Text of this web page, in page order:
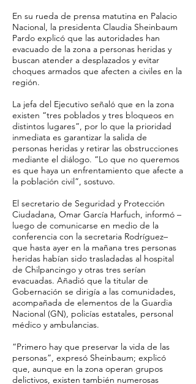
En su rueda de prensa matutina en Palacio
Nacional, la presidenta Claudia Sheinbaum
Pardo explicó que las autoridades han
evacuado de la zona a personas heridas y
buscan atender a desplazados y evitar
choques armados que afecten a civiles en la
región.
La jefa del Ejecutivo señaló que en la zona
existen “tres poblados y tres bloqueos en
distintos lugares”, por lo que la prioridad
inmediata es garantizar la salida de
personas heridas y retirar las obstrucciones
mediante el diálogo. “Lo que no queremos
es que haya un enfrentamiento que afecte a
la población civil”, sostuvo.
El secretario de Seguridad y Protección
Ciudadana, Omar García Harfuch, informó –
luego de comunicarse en medio de la
conferencia con la secretaria Rodríguez–
que hasta ayer en la mañana tres personas
heridas habían sido trasladadas al hospital
de Chilpancingo y otras tres serían
evacuadas. Añadió que la titular de
Gobernación se dirigía a las comunidades,
acompañada de elementos de la Guardia
Nacional (GN), policías estatales, personal
médico y ambulancias.
“Primero hay que preservar la vida de las
personas”, expresó Sheinbaum; explicó
que, aunque en la zona operan grupos
delictivos, existen también numerosas